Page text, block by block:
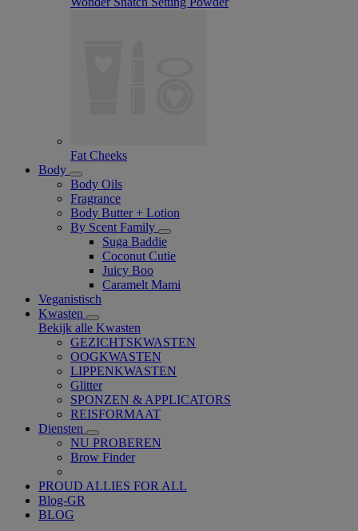
Fat Cheeks
Body
Body Oils
Fragrance
Body Butter + Lotion
By Scent Family
Suga Baddie
Coconut Cutie
Juicy Boo
Caramelt Mami
Veganistisch
Kwasten
Bekijk alle Kwasten
GEZICHTSKWASTEN
OOGKWASTEN
LIPPENKWASTEN
Glitter
SPONZEN & APPLICATORS
REISFORMAAT
Diensten
NU PROBEREN
Brow Finder
PROUD ALLIES FOR ALL
Blog-GR
BLOG